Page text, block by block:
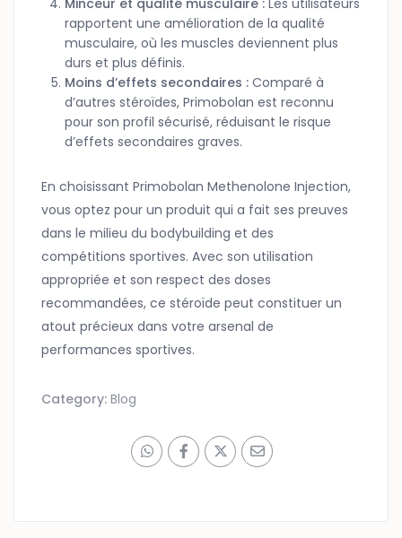
Minceur et qualité musculaire : Les utilisateurs
rapportent une amélioration de la qualité
musculaire, où les muscles deviennent plus
durs et plus définis.
Moins d’effets secondaires : Comparé à
d’autres stéroïdes, Primobolan est reconnu
pour son profil sécurisé, réduisant le risque
d’effets secondaires graves.
En choisissant Primobolan Methenolone Injection,
vous optez pour un produit qui a fait ses preuves
dans le milieu du bodybuilding et des
compétitions sportives. Avec son utilisation
appropriée et son respect des doses
recommandées, ce stéroïde peut constituer un
atout précieux dans votre arsenal de
performances sportives.
Category:Blog